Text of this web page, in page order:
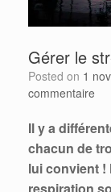
Gérer le
Posted on 1
commentaire
Il y a
chacun de
lui convient !
respiration